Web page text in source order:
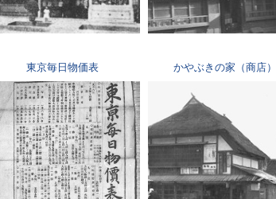
東京毎日物価表 かやぶきの家（商店）